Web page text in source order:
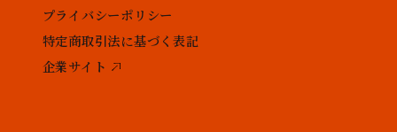
プライバシーポリシー
特定商取引法に基づく表記
企業サイト